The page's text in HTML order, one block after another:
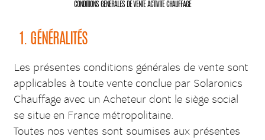
CONDITIONS GÉNÉRALES DE VENTE ACTIVITÉ CHAUFFAGE
1. GÉNÉRALITÉS
Les présentes conditions générales de vente sont
applicables à toute vente conclue par Solaronics
Chauffage avec un Acheteur dont le siège social
se situe en France métropolitaine.
Toutes nos ventes sont soumises aux présentes